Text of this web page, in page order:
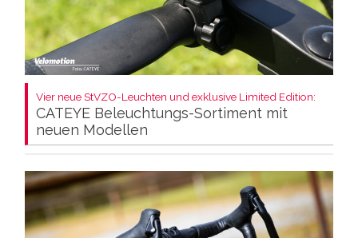
Vier neue StVZO-Leuchten und exklusive Limited Edition:
CATEYE Beleuchtungs-Sortiment mit
neuen Modellen